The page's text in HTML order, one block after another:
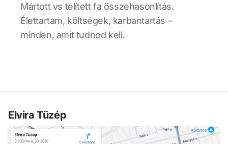
Mártott vs telített fa összehasonlítás.
Élettartam, költségek, karbantartás –
minden, amit tudnod kell.
Elvira Tüzép